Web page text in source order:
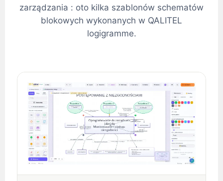
zarządzania : oto kilka szablonów schematów
blokowych wykonanych w QALITEL
logigramme.